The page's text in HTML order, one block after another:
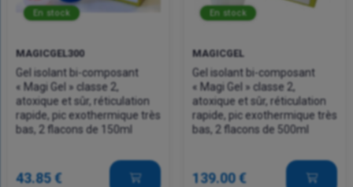
En stock
MAGICGEL300
Gel isolant bi-composant
« Magi Gel » classe 2,
atoxique et sûr, réticulation
rapide, pic exothermique très
bas, 2 flacons de 150ml
43.85 €
En stock
MAGICGEL
Gel isolant bi-composant
« Magi Gel » classe 2,
atoxique et sûr, réticulation
rapide, pic exothermique très
bas, 2 flacons de 500ml
139.00 €